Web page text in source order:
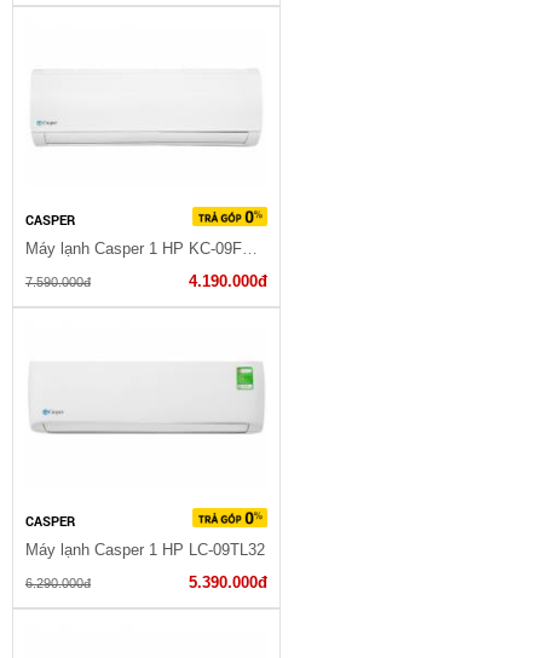
CASPER
Máy lạnh Casper 1 HP KC-09FC32
7.590.000đ 4.190.000đ
CASPER
Máy lạnh Casper 1 HP LC-09TL32
6.290.000đ 5.390.000đ